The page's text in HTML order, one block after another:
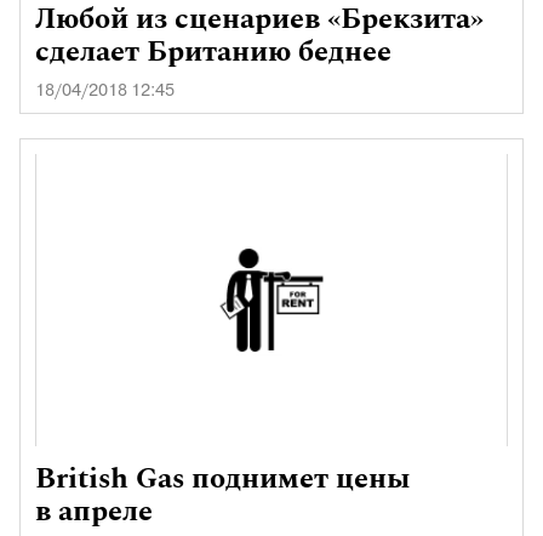
Любой из сценариев «Брекзита»
сделает Британию беднее
18/04/2018 12:45
British Gas поднимет цены
в апреле